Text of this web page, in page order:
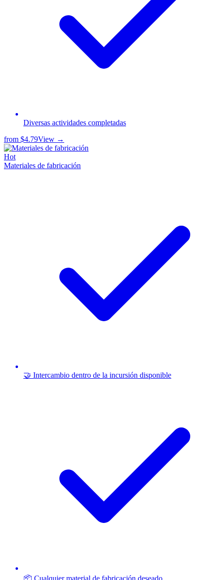
Diversas actividades completadas
from $4.79View →
Hot
Materiales de fabricación
🤝 Intercambio dentro de la incursión disponible
📦 Cualquier material de fabricación deseado